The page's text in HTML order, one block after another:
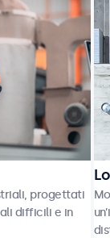
progettati
difficili e in